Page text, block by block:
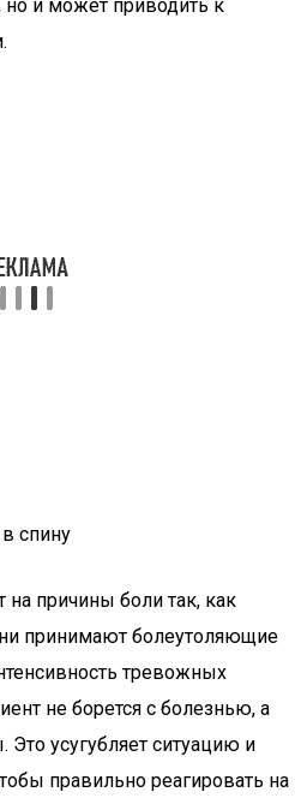
и может приводить к
спину
причины боли так, как
принимают болеутоляющие
тревожных
не борется с болезнью, а
усугубляет ситуацию и
правильно реагировать на